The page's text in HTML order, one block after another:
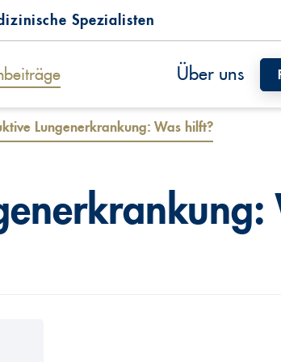
Spezialisten
Über uns
Lungenerkrankung: Was hilft?